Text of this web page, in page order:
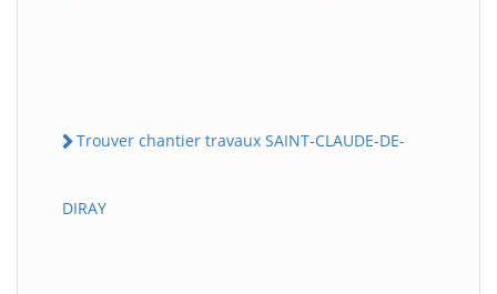
Trouver chantier travaux SAINT-CLAUDE-DE-
DIRAY